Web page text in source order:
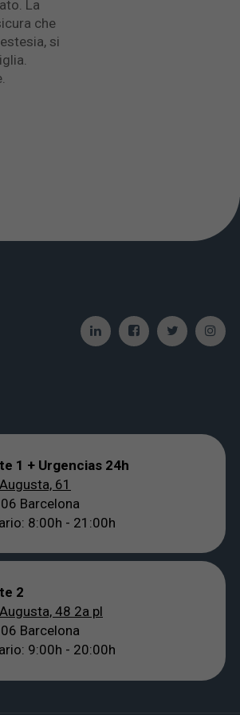
La
che
si
1 + Urgencias 24h
61
Barcelona
8:00h - 21:00h
2
48 2a pl
Barcelona
9:00h - 20:00h